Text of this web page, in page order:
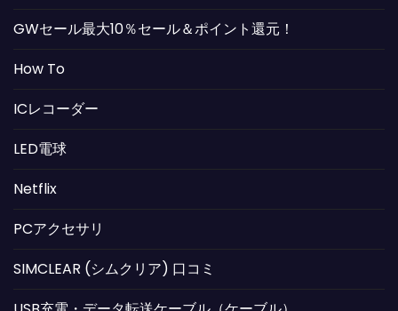
GWセール最大10％セール＆ポイント還元！
How To
ICレコーダー
LED電球
Netflix
PCアクセサリ
SIMCLEAR (シムクリア) 口コミ